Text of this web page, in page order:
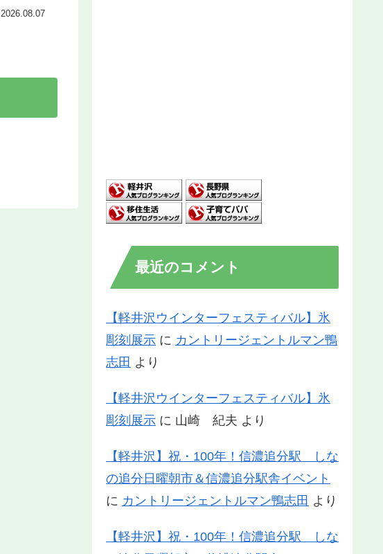
2026.08.07
最近のコメント
【軽井沢ウインターフェスティバル】氷
彫刻展示 に カントリージェントルマン鴨
志田 より
【軽井沢ウインターフェスティバル】氷
彫刻展示 に 山崎 紀夫 より
【軽井沢】祝・100年！信濃追分駅 しな
の追分日曜朝市＆信濃追分駅舎イベント
に カントリージェントルマン鴨志田 より
【軽井沢】祝・100年！信濃追分駅 しな